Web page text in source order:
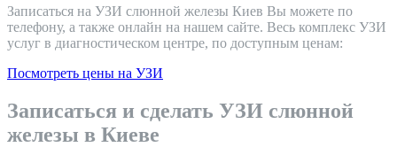
Записаться на УЗИ слюнной железы Киев Вы можете по
телефону, а также онлайн на нашем сайте. Весь комплекс УЗИ
услуг в диагностическом центре, по доступным ценам:
Посмотреть цены на УЗИ
Записаться и сделать УЗИ слюнной
железы в Киеве